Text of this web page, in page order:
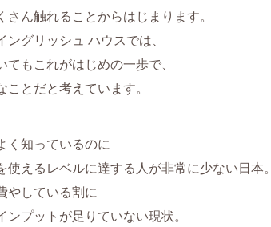
さん触れることからはじまります。
ングリッシュ ハウスでは、
てもこれがはじめの一歩で、
ことだと考えています。
く知っているのに
使えるレベルに達する人が非常に少ない日本。
やしている割に
ンプットが足りていない現状。